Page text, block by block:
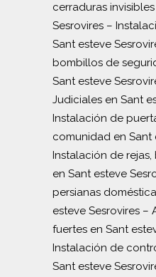
cerraduras
Sesrovires –
Sant esteve
bombillos de
Sant esteve
Judiciales en Sant
Instalación de
comunidad en Sant
Instalación de
en Sant esteve
persianas
esteve Sesrovires –
fuertes en Sant
Instalación de
Sant esteve